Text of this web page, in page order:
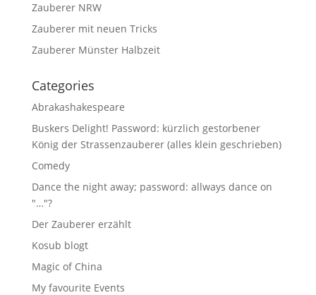
Zauberer NRW
Zauberer mit neuen Tricks
Zauberer Münster Halbzeit
Categories
Abrakashakespeare
Buskers Delight! Password: kürzlich gestorbener
König der Strassenzauberer (alles klein geschrieben)
Comedy
Dance the night away; password: allways dance on
"…"?
Der Zauberer erzählt
Kosub blogt
Magic of China
My favourite Events